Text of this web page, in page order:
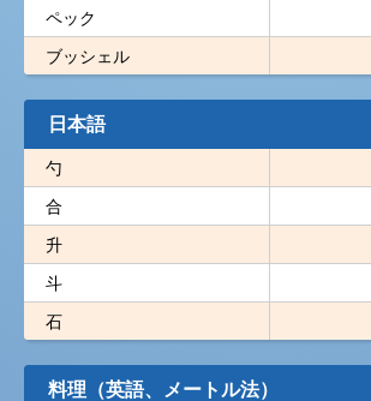
ペック
ブッシェル
日本語
勺
合
升
斗
石
料理（英語、メートル法）